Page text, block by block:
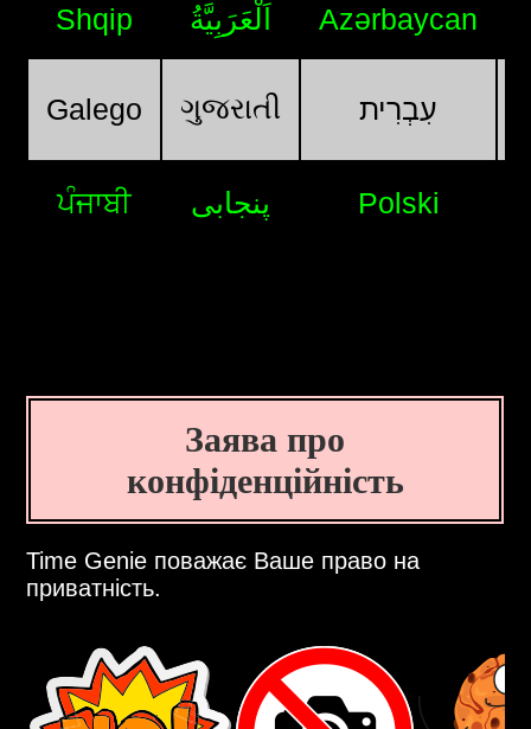
Shqip اَلْعَرَبِيَّةُ Azərbaycan
Galego ગુજરાતી עִבְרִית
ਪੰਜਾਬੀ پنجابی Polski
Заява про
конфіденційність
Time Genie поважає Ваше право на
приватність.